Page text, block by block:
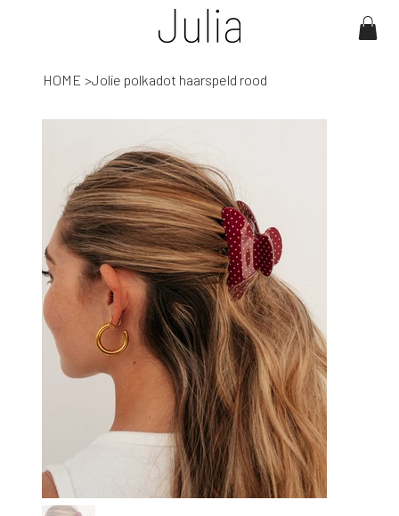
HOME >Jolie polkadot haarspeld rood